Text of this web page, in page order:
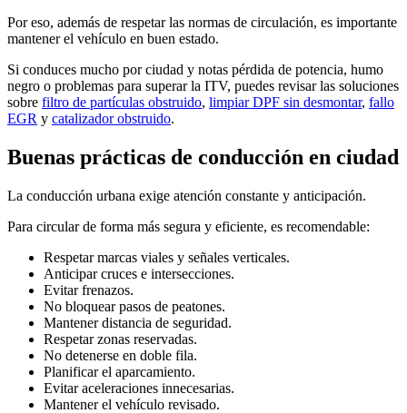
Por eso, además de respetar las normas de circulación, es importante
mantener el vehículo en buen estado.
Si conduces mucho por ciudad y notas pérdida de potencia, humo
negro o problemas para superar la ITV, puedes revisar las soluciones
sobre filtro de partículas obstruido, limpiar DPF sin desmontar, fallo
EGR y catalizador obstruido.
Buenas prácticas de conducción en ciudad
La conducción urbana exige atención constante y anticipación.
Para circular de forma más segura y eficiente, es recomendable:
Respetar marcas viales y señales verticales.
Anticipar cruces e intersecciones.
Evitar frenazos.
No bloquear pasos de peatones.
Mantener distancia de seguridad.
Respetar zonas reservadas.
No detenerse en doble fila.
Planificar el aparcamiento.
Evitar aceleraciones innecesarias.
Mantener el vehículo revisado.